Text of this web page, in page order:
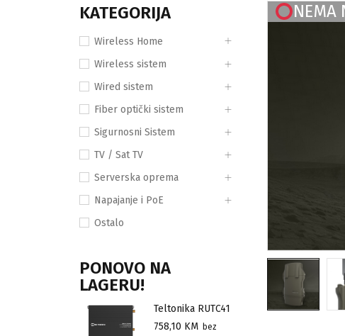
KATEGORIJA
Wireless Home
Wireless sistem
Wired sistem
Fiber optički sistem
Sigurnosni Sistem
TV / Sat TV
Serverska oprema
Napajanje i PoE
Ostalo
PONOVO NA
LAGERU!
Teltonika RUTC41
758,10 KM bez
NEMA